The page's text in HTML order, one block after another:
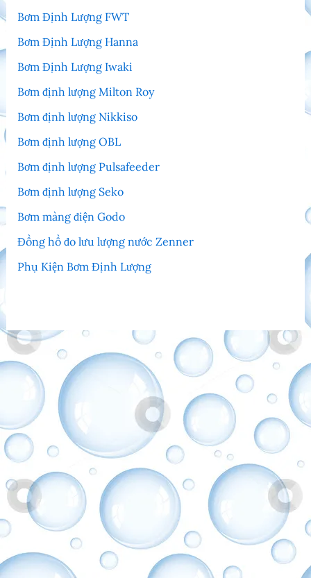
Bơm Định Lượng FWT
Bơm Định Lượng Hanna
Bơm Định Lượng Iwaki
Bơm định lượng Milton Roy
Bơm định lượng Nikkiso
Bơm định lượng OBL
Bơm định lượng Pulsafeeder
Bơm định lượng Seko
Bơm màng điện Godo
Đồng hồ đo lưu lượng nước Zenner
Phụ Kiện Bơm Định Lượng